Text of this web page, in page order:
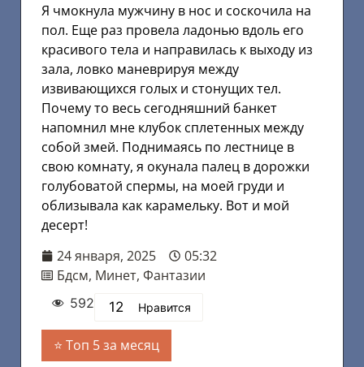
Я чмокнула мужчину в нос и соскочила на
пол. Еще раз провела ладонью вдоль его
красивого тела и направилась к выходу из
зала, ловко маневрируя между
извивающихся голых и стонущих тел.
Почему то весь сегодняшний банкет
напомнил мне клубок сплетенных между
собой змей. Поднимаясь по лестнице в
свою комнату, я окунала палец в дорожки
голубоватой спермы, на моей груди и
облизывала как карамельку. Вот и мой
десерт!
24 января, 2025
05:32
Бдсм, Минет, Фантазии
592 12 Нравится
Топ 5 за месяц